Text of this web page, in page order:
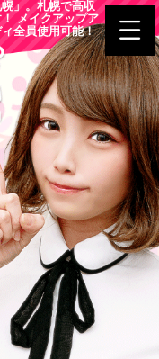
」。札幌で高収
メイクアップア
全員使用可能！